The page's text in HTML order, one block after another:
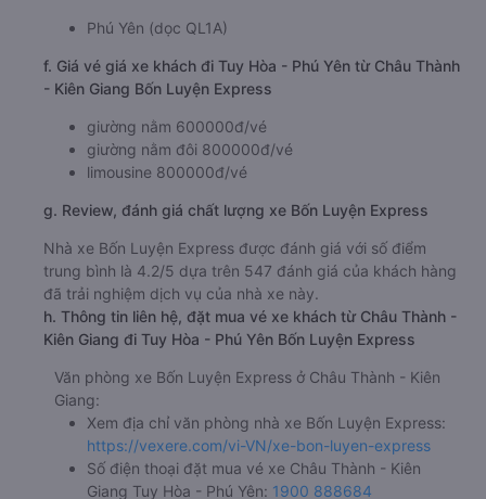
Phú Yên (dọc QL1A)
f. Giá vé giá xe khách đi Tuy Hòa - Phú Yên từ Châu Thành
- Kiên Giang Bốn Luyện Express
giường nằm 600000đ/vé
giường nằm đôi 800000đ/vé
limousine 800000đ/vé
g. Review, đánh giá chất lượng xe Bốn Luyện Express
Nhà xe Bốn Luyện Express được đánh giá với số điểm
trung bình là 4.2/5 dựa trên 547 đánh giá của khách hàng
đã trải nghiệm dịch vụ của nhà xe này.
h. Thông tin liên hệ, đặt mua vé xe khách từ Châu Thành -
Kiên Giang đi Tuy Hòa - Phú Yên Bốn Luyện Express
Văn phòng xe Bốn Luyện Express ở Châu Thành - Kiên
Giang:
Xem địa chỉ văn phòng nhà xe Bốn Luyện Express:
https://vexere.com/vi-VN/xe-bon-luyen-express
Số điện thoại đặt mua vé xe Châu Thành - Kiên
Giang Tuy Hòa - Phú Yên: 1900 888684